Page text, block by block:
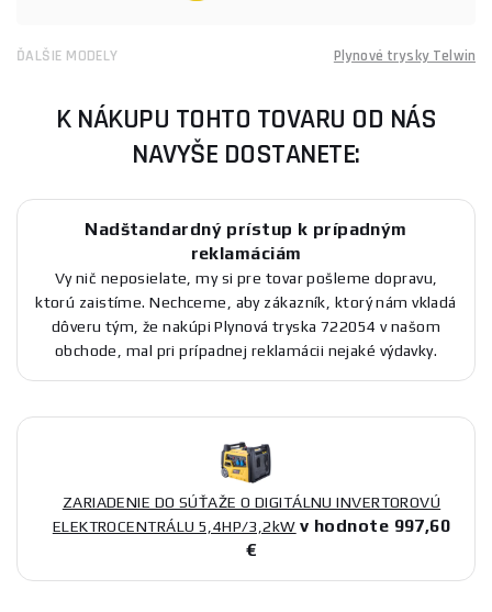
ĎALŠIE MODELY Plynové trysky Telwin
K NÁKUPU TOHTO TOVARU OD NÁS
NAVYŠE DOSTANETE:
Nadštandardný prístup k prípadným
reklamáciám
Vy nič neposielate, my si pre tovar pošleme dopravu,
ktorú zaistíme. Nechceme, aby zákazník, ktorý nám vkladá
dôveru tým, že nakúpi Plynová tryska 722054 v našom
obchode, mal pri prípadnej reklamácii nejaké výdavky.
ZARIADENIE DO SÚŤAŽE O DIGITÁLNU INVERTOROVÚ
ELEKTROCENTRÁLU 5,4HP/3,2kW v hodnote 997,60
€